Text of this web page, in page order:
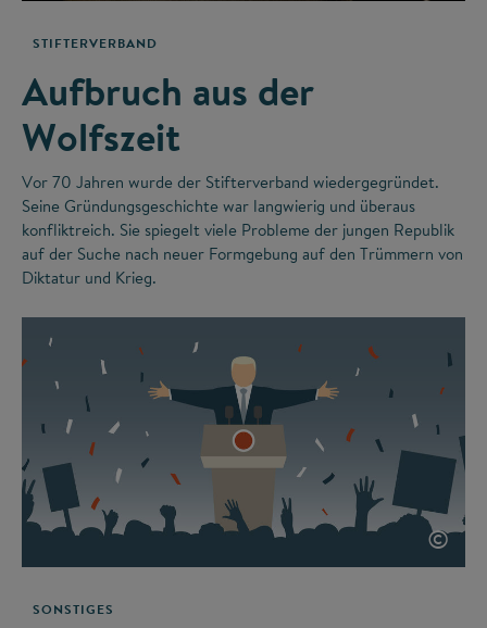
STIFTERVERBAND
Aufbruch aus der
Wolfszeit
Vor 70 Jahren wurde der Stifterverband wiedergegründet.
Seine Gründungsgeschichte war langwierig und überaus
konfliktreich. Sie spiegelt viele Probleme der jungen Republik
auf der Suche nach neuer Formgebung auf den Trümmern von
Diktatur und Krieg.
©
SONSTIGES